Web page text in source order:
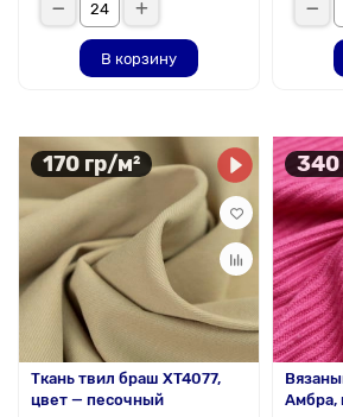
В корзину
170 гр/м²
Ткань твил браш XT4077,
цвет — песочный
340
Амбра,